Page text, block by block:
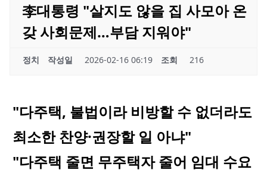
李대통령 "살지도 않을 집 사모아 온
갖 사회문제…부담 지워야"
정치 작성일 2026-02-16 06:19 조회 216
"다주택, 불법이라 비방할 수 없더라도
최소한 찬양·권장할 일 아냐"
"다주택 줄면 무주택자 줄어 임대 수요